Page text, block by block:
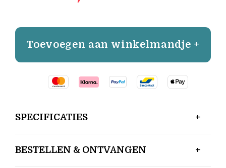
Toevoegen aan winkelmandje +
SPECIFICATIES
BESTELLEN & ONTVANGEN